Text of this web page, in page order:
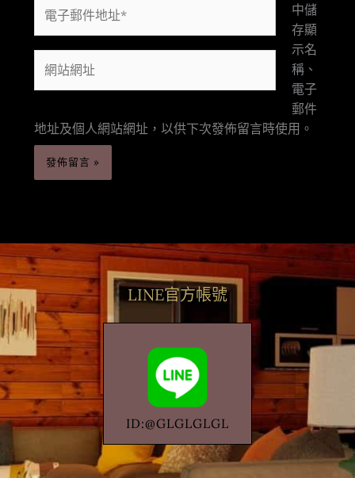
件
*
站
中儲
存顯
示名
稱、
電子
郵件
地址及個人網站網址，以供下次發佈留言時使用。
LINE官方帳號
ID:@GLGLGLGL